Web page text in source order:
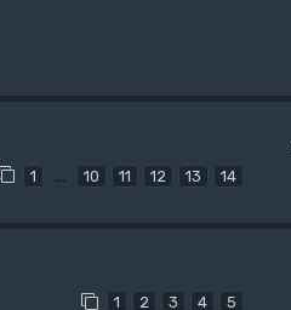
1 … 10 11 12 13 14
1 2 3 4 5